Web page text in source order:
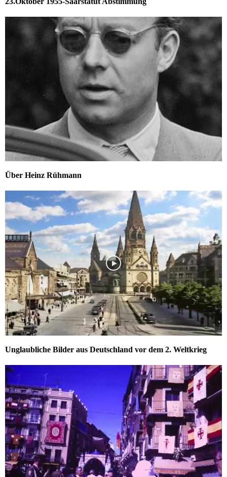
Über Heinz Rühmann
Unglaubliche Bilder aus Deutschland vor dem 2. Weltkrieg